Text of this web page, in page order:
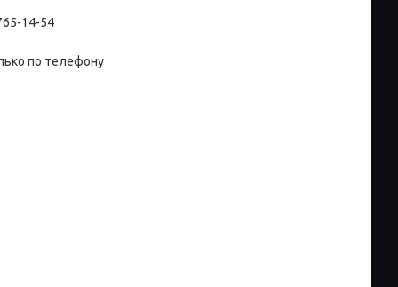
14-54
по телефону